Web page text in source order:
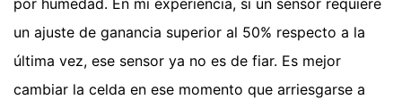
por humedad. En mi experiencia, si un sensor requiere
un ajuste de ganancia superior al 50% respecto a la
última vez, ese sensor ya no es de fiar. Es mejor
cambiar la celda en ese momento que arriesgarse a